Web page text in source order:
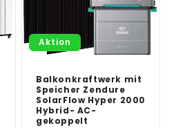
Aktion
Balkonkraftwerk mit
Speicher Zendure
SolarFlow Hyper 2000
Hybrid- AC-
gekoppelt